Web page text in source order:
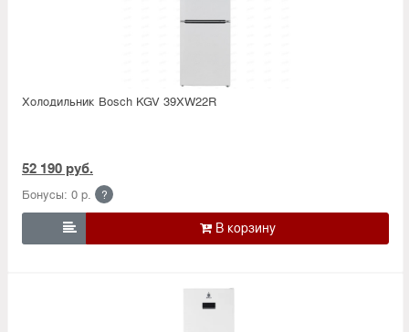
Холодильник Bosсh KGV 39XW22R
52 190 руб.
Бонусы: 0 р. ?
